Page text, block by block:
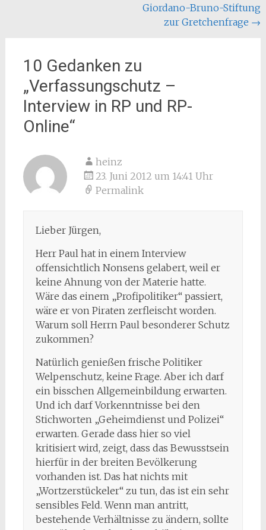
Giordano-Bruno-Stiftung
zur Gretchenfrage →
10 Gedanken zu
„Verfassungschutz –
Interview in RP und RP-
Online“
heinz
23. Juni 2012 um 14:41 Uhr
Permalink
Lieber Jürgen,
Herr Paul hat in einem Interview
offensichtlich Nonsens gelabert, weil er
keine Ahnung von der Materie hatte.
Wäre das einem „Profipolitiker“ passiert,
wäre er von Piraten zerfleischt worden.
Warum soll Herrn Paul besonderer Schutz
zukommen?
Natürlich genießen frische Politiker
Welpenschutz, keine Frage. Aber ich darf
ein bisschen Allgemeinbildung erwarten.
Und ich darf Vorkenntnisse bei den
Stichworten „Geheimdienst und Polizei“
erwarten. Gerade dass hier so viel
kritisiert wird, zeigt, dass das Bewusstsein
hierfür in der breiten Bevölkerung
vorhanden ist. Das hat nichts mit
„Wortzerstückeler“ zu tun, das ist ein sehr
sensibles Feld. Wenn man antritt,
bestehende Verhältnisse zu ändern, sollte